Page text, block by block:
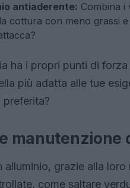
antiaderente: Combina i
cottura con meno grassi
ha i propri punti di
più adatta alle tue
preferita?
manutenzione
alluminio, grazie alla
come saltare